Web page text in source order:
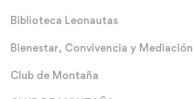
Biblioteca Leonautas
Bienestar, Convivencia y Mediación
Club de Montaña